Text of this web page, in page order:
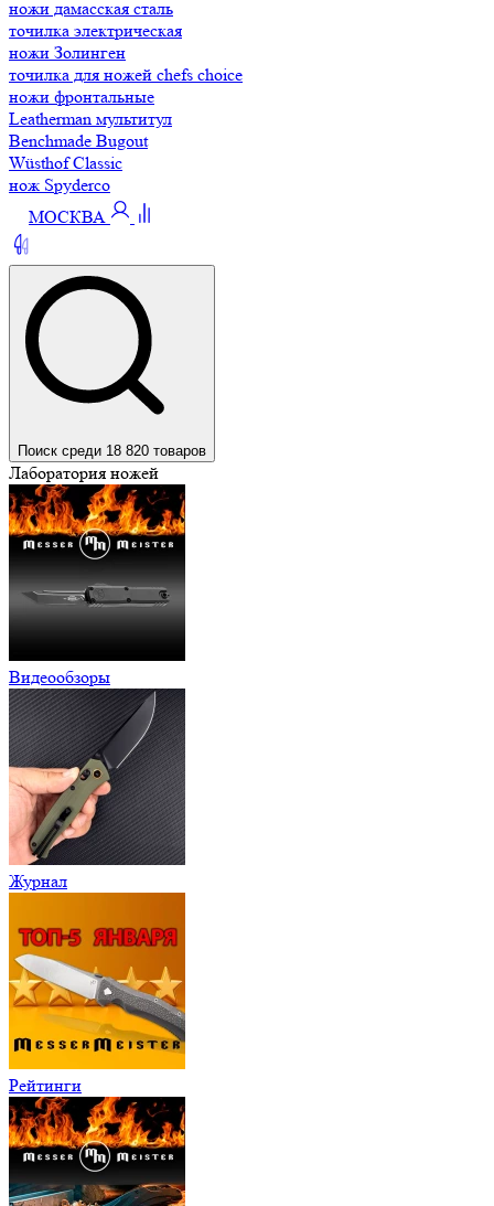
ножи дамасская сталь
точилка электрическая
ножи Золинген
точилка для ножей chefs choice
ножи фронтальные
Leatherman мультитул
Benchmade Bugout
Wüsthof Classic
нож Spyderco
МОСКВА
Поиск среди 18 820 товаров
Лаборатория ножей
Видеообзоры
Журнал
Рейтинги